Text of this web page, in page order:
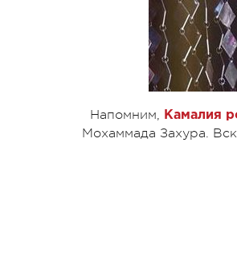
Напомним, Камалия
Мохаммада Захура.